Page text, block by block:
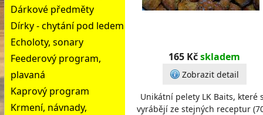
Dárkové předměty
Dírky - chytání pod ledem
Echoloty, sonary
Feederový program,
plavaná
Kaprový program
Krmení, návnady,
165 Kčskladem
Zobrazit detail
Unikátní pelety LK Baits, které
vyrábějí ze stejných receptur